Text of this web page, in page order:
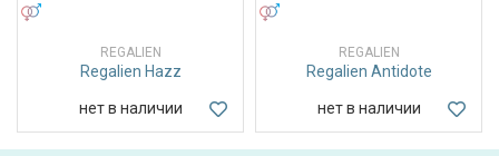
REGALIEN
Regalien Hazz
нет в наличии
REGALIEN
Regalien Antidote
нет в наличии